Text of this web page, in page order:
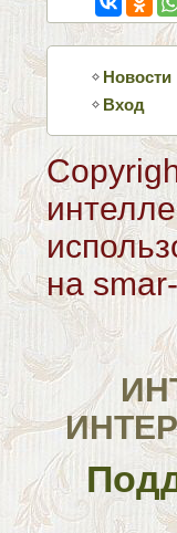
Новости
Вход
на